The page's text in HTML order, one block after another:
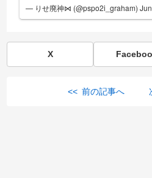
— りせ廃神⋈ (@pspo2i_graham)
X
<< 前の記事へ